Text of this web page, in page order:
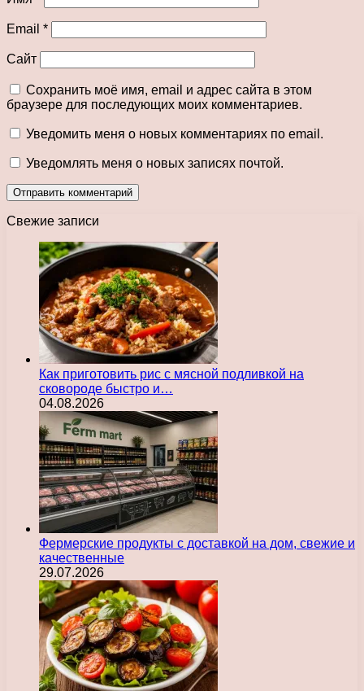
Email *
Сайт
Сохранить моё имя, email и адрес сайта в этом
браузере для последующих моих комментариев.
Уведомить меня о новых комментариях по email.
Уведомлять меня о новых записях почтой.
Свежие записи
Как приготовить рис с мясной подливкой на
сковороде быстро и…
04.08.2026
Фермерские продукты с доставкой на дом, свежие и
качественные
29.07.2026